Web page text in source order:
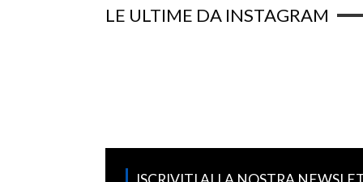
LE ULTIME DA INSTAGRAM